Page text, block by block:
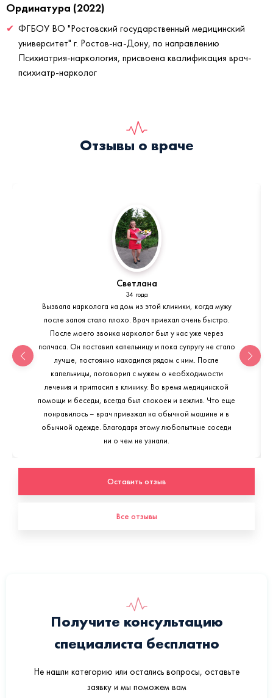
Ординатура (2022)
ФГБОУ ВО "Ростовский государственный медицинский
университет" г. Ростов-на-Дону, по направлению
Психиатрия-наркология, присвоена квалификация врач-
психиатр-нарколог
Отзывы о враче
Светлана
34 года
Вызвала нарколога на дом из этой клиники, когда мужу
после запоя стало плохо. Врач приехал очень быстро.
После моего звонка нарколог был у нас уже через
полчаса. Он поставил капельницу и пока супругу не стало
лучше, постоянно находился рядом с ним. После
капельницы, поговорил с мужем о необходимости
лечения и пригласил в клинику. Во время медицинской
помощи и беседы, всегда был спокоен и вежлив. Что еще
понравилось – врач приезжал на обычной машине и в
обычной одежде. Благодаря этому любопытные соседи
ни о чем не узнали.
Оставить отзыв
Все отзывы
Получите консультацию
специалиста бесплатно
Не нашли категорию или остались вопросы, оставьте
заявку и мы поможем вам